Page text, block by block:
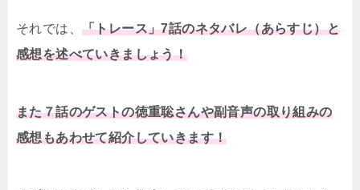
それでは、 「トレース」7話のネタバレ（あらすじ）と
感想を述べていきましょう！
また７話のゲストの徳重聡さんや副音声の取り組みの
感想もあわせて紹介していきます！